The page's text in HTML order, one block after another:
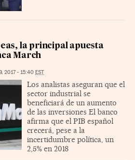
la principal apuesta
March
2017 - 15:40 EST
Los analistas aseguran que el
sector industrial se
beneficiará de un aumento
de las inversiones El banco
afirma que el PIB español
crecerá, pese a la
incertidumbre política, un
2,5% en 2018